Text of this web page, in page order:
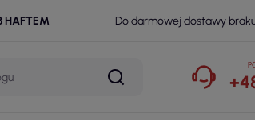
HAFTEM Do darmowej dostawy